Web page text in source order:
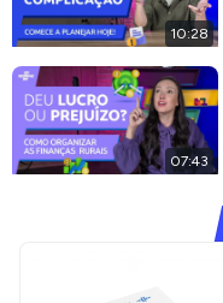
10:28
07:43